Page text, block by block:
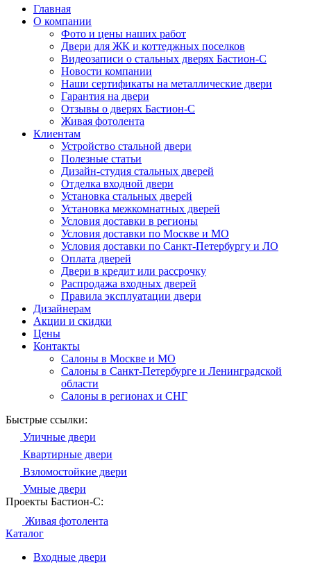
Главная
О компании
Фото и цены наших работ
Двери для ЖК и коттеджных поселков
Видеозаписи о стальных дверях Бастион-С
Новости компании
Наши сертификаты на металлические двери
Гарантия на двери
Отзывы о дверях Бастион-С
Живая фотолента
Клиентам
Устройство стальной двери
Полезные статьи
Дизайн-студия стальных дверей
Отделка входной двери
Установка стальных дверей
Установка межкомнатных дверей
Условия доставки в регионы
Условия доставки по Москве и МО
Условия доставки по Санкт-Петербургу и ЛО
Оплата дверей
Двери в кредит или рассрочку
Распродажа входных дверей
Правила эксплуатации двери
Дизайнерам
Акции и скидки
Цены
Контакты
Салоны в Москве и МО
Салоны в Санкт-Петербурге и Ленинградской
области
Салоны в регионах и СНГ
Быстрые ссылки:
Уличные двери
Квартирные двери
Взломостойкие двери
Умные двери
Проекты Бастион-С:
Живая фотолента
Каталог
Входные двери